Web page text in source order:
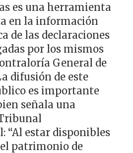
es una herramienta
en la información
de las declaraciones
por los mismos
General de
difusión de este
es importante
señala una
“Al estar disponibles
patrimonio de